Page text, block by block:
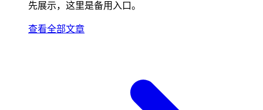
先展示，这里是备用入口。
查看全部文章